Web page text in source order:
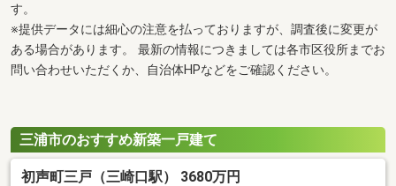
す。
※提供データには細心の注意を払っておりますが、調査後に変更が
ある場合があります。 最新の情報につきましては各市区役所までお
問い合わせいただくか、自治体HPなどをご確認ください。
三浦市のおすすめ新築一戸建て
初声町三戸（三崎口駅） 3680万円